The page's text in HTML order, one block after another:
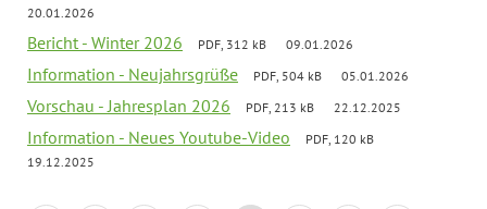
20.01.2026
Bericht - Winter 2026 PDF, 312 kB 09.01.2026
Information - Neujahrsgrüße PDF, 504 kB 05.01.2026
Vorschau - Jahresplan 2026 PDF, 213 kB 22.12.2025
Information - Neues Youtube-Video
PDF, 120 kB
19.12.2025